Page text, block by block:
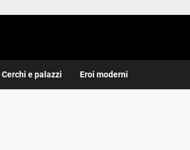
Cerchi e palazzi Eroi moderni